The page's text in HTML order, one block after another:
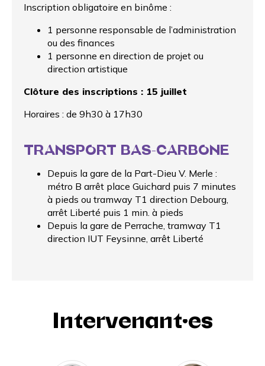
Inscription obligatoire en binôme :
1 personne responsable de l’administration
ou des finances
1 personne en direction de projet ou
direction artistique
Clôture des inscriptions : 15 juillet
Horaires : de 9h30 à 17h30
TRANSPORT BAS-CARBONE
Depuis la gare de la Part-Dieu V. Merle :
métro B arrêt place Guichard puis 7 minutes
à pieds ou tramway T1 direction Debourg,
arrêt Liberté puis 1 min. à pieds
Depuis la gare de Perrache, tramway T1
direction IUT Feysinne, arrêt Liberté
Intervenant·es